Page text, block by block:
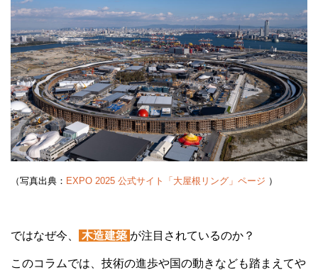
（写真出典： EXPO 2025 公式サイト「大屋根リング」ページ ）
ではなぜ今、 木造建築 が注目されているのか？
このコラムでは、技術の進歩や国の動きなども踏まえてや